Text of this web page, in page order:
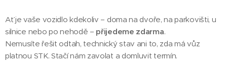
Ať je vaše vozidlo kdekoliv – doma na dvoře, na parkovišti, u
silnice nebo po nehodě – přijedeme zdarma.
Nemusíte řešit odtah, technický stav ani to, zda má vůz
platnou STK. Stačí nám zavolat a domluvit termín.